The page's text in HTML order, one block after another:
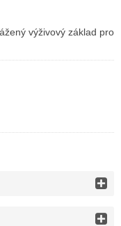
výživový základ pro